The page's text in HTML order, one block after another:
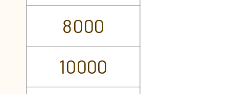
8000
10000